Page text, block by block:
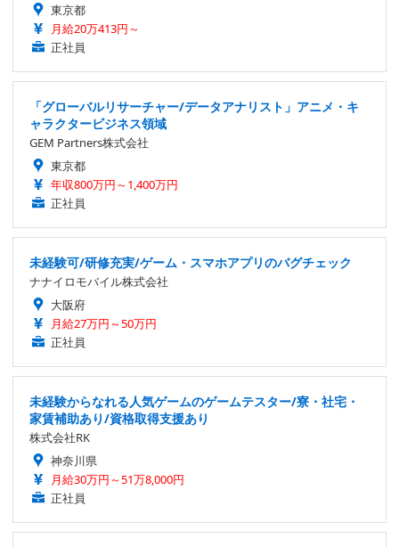
東京都
月給20万413円～
正社員
「グローバルリサーチャー/データアナリスト」アニメ・キ
ャラクタービジネス領域
GEM Partners株式会社
東京都
年収800万円～1,400万円
正社員
未経験可/研修充実/ゲーム・スマホアプリのバグチェック
ナナイロモバイル株式会社
大阪府
月給27万円～50万円
正社員
未経験からなれる人気ゲームのゲームテスター/寮・社宅・
家賃補助あり/資格取得支援あり
株式会社RK
神奈川県
月給30万円～51万8,000円
正社員